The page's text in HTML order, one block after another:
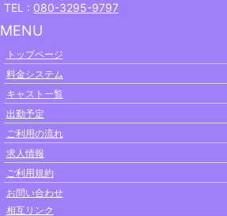
TEL : 080-3295-9797
MENU
トップページ
料金システム
キャスト一覧
出勤予定
ご利用の流れ
求人情報
ご利用規約
お問い合わせ
相互リンク